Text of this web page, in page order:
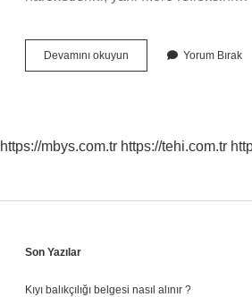
Devamını okuyun
Belemek
Yorum Bırak
https://mbys.com.tr https://tehi.com.tr
Sidebar
Son Yazılar
Kıyı balıkçılığı belgesi nasıl alınır ?